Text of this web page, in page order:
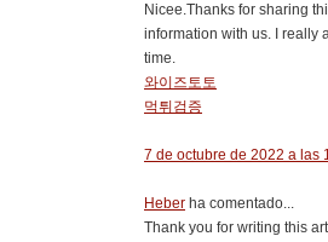
Nicee.Thanks for sharing
information with us. I really
time.
와이즈토토
먹튀검증
7 de octubre de 2022 a las
Heber ha comentado...
Thank you for writing this